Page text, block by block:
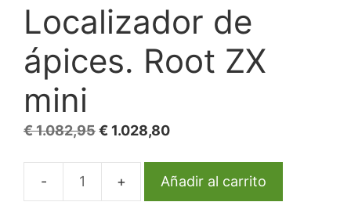
Localizador de
ápices. Root ZX
mini
€1.082,95El
€ 1.028,80El
actual
es:
Localizador
Añadir al carrito